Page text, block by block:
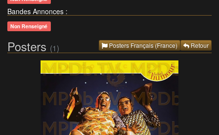
Bandes Annonces :
Non Renseigné
Posters (1) Retour
Posters Français (France)